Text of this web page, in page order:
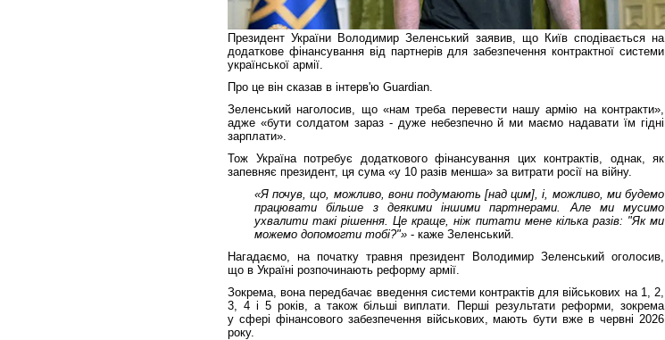
Президент України Володимир Зеленський заявив, що Київ сподівається на
додаткове фінансування від партнерів для забезпечення контрактної системи
української армії.
Про це він сказав в інтерв'ю Guardian.
Зеленський наголосив, що «нам треба перевести нашу армію на контракти»,
адже «бути солдатом зараз - дуже небезпечно й ми маємо надавати їм гідні
зарплати».
Тож Україна потребує додаткового фінансування цих контрактів, однак, як
запевняє президент, ця сума «у 10 разів менша» за витрати росії на війну.
«Я почув, що, можливо, вони подумають [над цим], і, можливо, ми будемо
працювати більше з деякими іншими партнерами. Але ми мусимо
ухвалити такі рішення. Це краще, ніж питати мене кілька разів: "Як ми
можемо допомогти тобі?"» - каже Зеленський.
Нагадаємо, на початку травня президент Володимир Зеленський оголосив,
що в Україні розпочинають реформу армії.
Зокрема, вона передбачає введення системи контрактів для військових на 1, 2,
3, 4 і 5 років, а також більші виплати. Перші результати реформи, зокрема
у сфері фінансового забезпечення військових, мають бути вже в червні 2026
року.